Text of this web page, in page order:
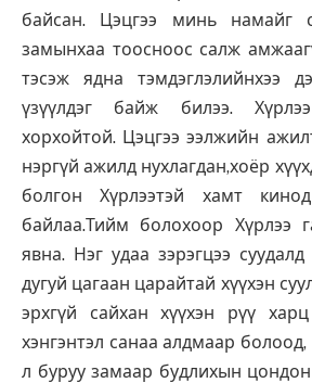
байсан. Цэцгээ минь намайг
замынхаа тоосноос салж
тэсэж ядна тэмдэглэлийнхээ
үзүүлдэг байж билээ.
хорхойтой. Цэцгээ ээлжийн
нэргүй ажилд нухлагдан,хоёр
болгон Хүрлээтэй хамт
байлаа.Тийм болохоор Хүрлээ
явна. Нэг удаа зэрэгцээ суудалд
дугуй цагаан царайтай хүүхэн
эрхгүй сайхан хүүхэн рүү
хэнгэнтэл санаа алдмаар
л буруу замаар будлихын